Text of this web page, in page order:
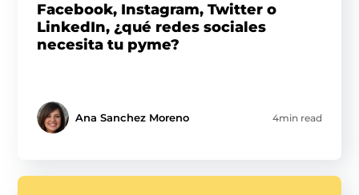
Facebook, Instagram, Twitter o
LinkedIn, ¿qué redes sociales
necesita tu pyme?
Ana Sanchez Moreno 4min read